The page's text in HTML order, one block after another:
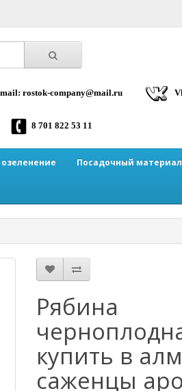
rostok-company@mail.ru
8 701 822 53 11
Посадочный
Рябина
купить в
саженцы